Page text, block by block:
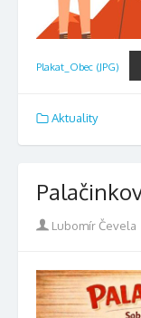
Plakat_Obec (JPG)
Aktuality
Author
Lubomír Čevela